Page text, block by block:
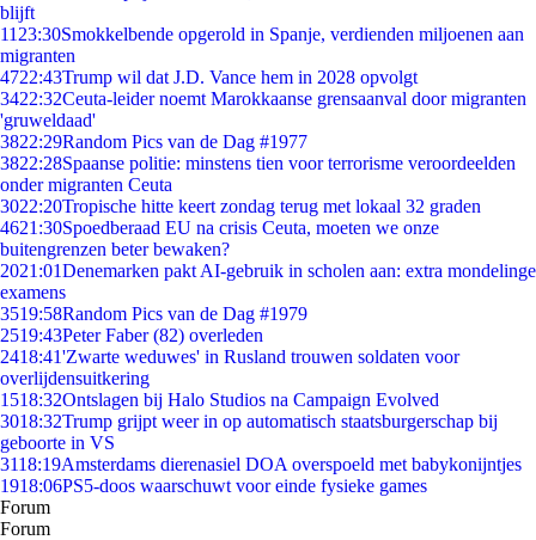
blijft
11 23:30Smokkelbende opgerold in Spanje, verdienden miljoenen aan
migranten
4722:43Trump wil dat J.D. Vance hem in 2028 opvolgt
3422:32Ceuta-leider noemt Marokkaanse grensaanval door migranten
'gruweldaad'
3822:29Random Pics van de Dag #1977
3822:28Spaanse politie: minstens tien voor terrorisme veroordeelden
onder migranten Ceuta
3022:20Tropische hitte keert zondag terug met lokaal 32 graden
4621:30Spoedberaad EU na crisis Ceuta, moeten we onze
buitengrenzen beter bewaken?
2021:01Denemarken pakt AI-gebruik in scholen aan: extra mondelinge
examens
3519:58Random Pics van de Dag #1979
2519:43Peter Faber (82) overleden
2418:41'Zwarte weduwes' in Rusland trouwen soldaten voor
overlijdensuitkering
1518:32Ontslagen bij Halo Studios na Campaign Evolved
3018:32Trump grijpt weer in op automatisch staatsburgerschap bij
geboorte in VS
3118:19Amsterdams dierenasiel DOA overspoeld met babykonijntjes
1918:06PS5-doos waarschuwt voor einde fysieke games
Forum
Forum